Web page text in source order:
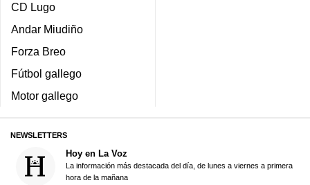
CD Lugo
Andar Miudiño
Forza Breo
Fútbol gallego
Motor gallego
NEWSLETTERS
Hoy en La Voz
La información más destacada del día, de lunes a viernes a primera
hora de la mañana